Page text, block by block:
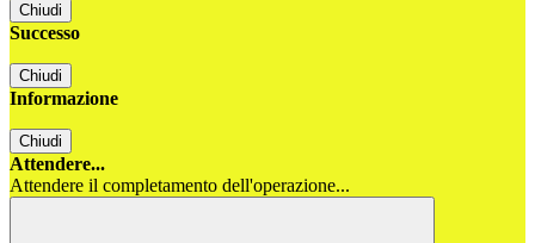
Chiudi
Successo
Chiudi
Informazione
Chiudi
Attendere...
Attendere il completamento dell'operazione...